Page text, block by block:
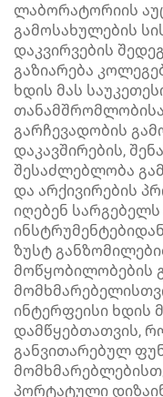
ლაბორატორიის
გამოსახულების
დაკვირვების
გაზიარება
ხდის მას
გარჩევადობის
დაკავშირების,
შესაძლებლობა
და არქივირების
იღებენ
ზუსტ
მოწყობილობების
ინტერფეისი ხდის
დამწყებთათვის,
განვითარებულ
პორტატული